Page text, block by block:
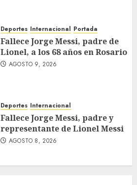
Deportes Internacional Portada
Fallece Jorge Messi, padre de
Lionel, a los 68 años en Rosario
AGOSTO 9, 2026
Deportes Internacional
Fallece Jorge Messi, padre y
representante de Lionel Messi
AGOSTO 8, 2026